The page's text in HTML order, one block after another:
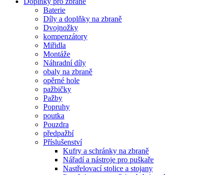
Baterie
Díly a doplňky na zbraně
Dvojnožky
kompenzátory
Miřidla
Montáže
Náhradní díly
obaly na zbraně
opěrné hole
pažbičky
Pažby
Popruhy
poutka
Pouzdra
předpažbí
Příslušenství
Kufry a schránky na zbraně
Nářadí a nástroje pro puškaře
Nastřelovací stolice a stojany